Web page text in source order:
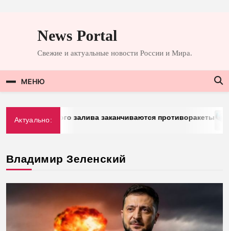
содержимомуNews Portal
Свежие и актуальные новости России и Мира.
МЕНЮ
Актуально:залива заканчиваются противоракеты
Владимир Зеленский